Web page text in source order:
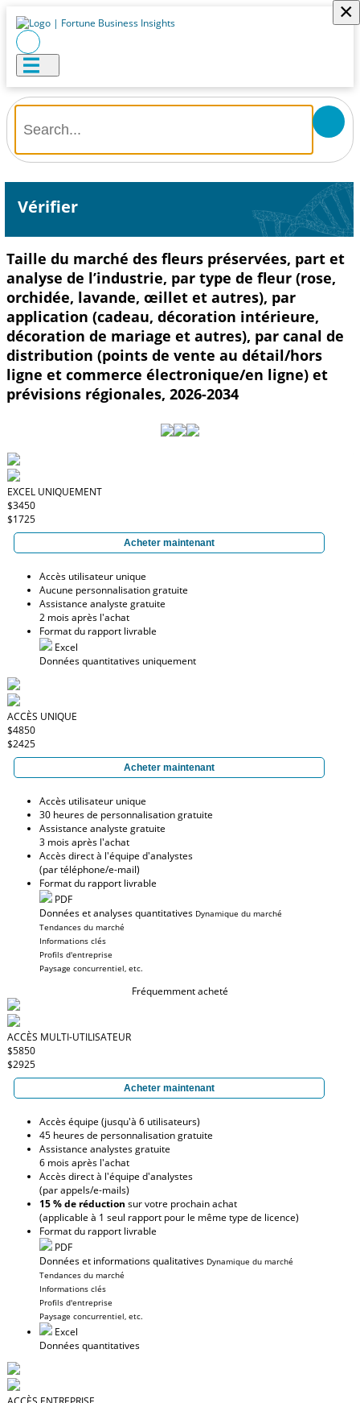
×
Vérifier
Taille du marché des fleurs préservées, part et
analyse de l’industrie, par type de fleur (rose,
orchidée, lavande, œillet et autres), par
application (cadeau, décoration intérieure,
décoration de mariage et autres), par canal de
distribution (points de vente au détail/hors
ligne et commerce électronique/en ligne) et
prévisions régionales, 2026-2034
EXCEL UNIQUEMENT
$3450
$1725
Acheter maintenant
Accès utilisateur unique
Aucune personnalisation gratuite
Assistance analyste gratuite
2 mois après l'achat
Format du rapport livrable
Excel
Données quantitatives uniquement
ACCÈS UNIQUE
$4850
$2425
Acheter maintenant
Accès utilisateur unique
30 heures de personnalisation gratuite
Assistance analyste gratuite
3 mois après l'achat
Accès direct à l'équipe d'analystes
(par téléphone/e-mail)
Format du rapport livrable
PDF
Données et analyses quantitatives Dynamique du marché
Tendances du marché
Informations clés
Profils d'entreprise
Paysage concurrentiel, etc.
Fréquemment acheté
ACCÈS MULTI-UTILISATEUR
$5850
$2925
Acheter maintenant
Accès équipe (jusqu'à 6 utilisateurs)
45 heures de personnalisation gratuite
Assistance analystes gratuite
6 mois après l'achat
Accès direct à l'équipe d'analystes
(par appels/e-mails)
15 % de réduction sur votre prochain achat
(applicable à 1 seul rapport pour le même type de licence)
Format du rapport livrable
PDF
Données et informations qualitatives Dynamique du marché
Tendances du marché
Informations clés
Profils d'entreprise
Paysage concurrentiel, etc.
Excel
Données quantitatives